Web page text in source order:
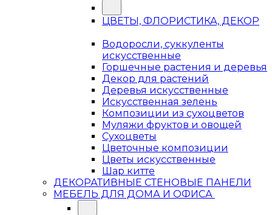
ЦВЕТЫ, ФЛОРИСТИКА, ДЕКОР
Водоросли, суккуленты
искусственные
Горшечные растения и деревья
Декор для растений
Деревья искусственные
Искусственная зелень
Композиции из сухоцветов
Муляжи фруктов и овощей
Сухоцветы
Цветочные композиции
Цветы искусственные
Шар китте
ДЕКОРАТИВНЫЕ СТЕНОВЫЕ ПАНЕЛИ
МЕБЕЛЬ ДЛЯ ДОМА И ОФИСА